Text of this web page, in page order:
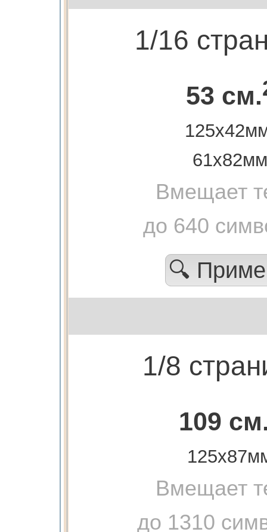
1/16
53 см.
61х82мм
Вмещает
до 640
🔍
1/8
109
Вмещает
до 1310